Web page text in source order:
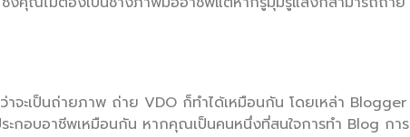
จะเป็นถ่ายภาพ ถ่าย VDO ก็ทำได้เหมือนกัน โดยเหล่า Blogger
กอบอาชีพเหมือนกัน หากคุณเป็นคนหนึ่งที่สนใจการทำ Blog การ